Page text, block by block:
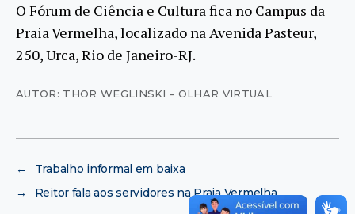
O Fórum de Ciência e Cultura fica no Campus da
Praia Vermelha, localizado na Avenida Pasteur,
250, Urca, Rio de Janeiro-RJ.
AUTOR: THOR WEGLINSKI - OLHAR VIRTUAL
←
Trabalho informal em baixa
→
Reitor fala aos servidores na Praia Vermelha